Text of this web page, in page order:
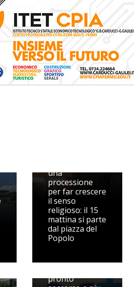
una
processione
per far crescere
il senso
religioso: il 15
mattina si parte
dal piazza del
Popolo
Murri, meno
pronto